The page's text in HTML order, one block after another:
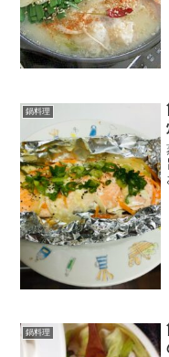
鍋料理
鍋料理